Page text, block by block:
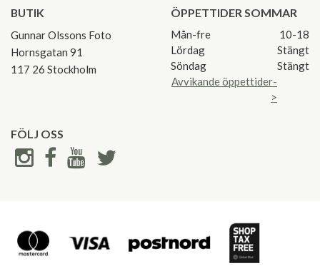
BUTIK
Gunnar Olssons Foto
Hornsgatan 91
117 26 Stockholm
ÖPPETTIDER SOMMAR
Mån-fre
10-18
Lördag
Stängt
Söndag
Stängt
Avvikande öppettider-
>
FÖLJ OSS